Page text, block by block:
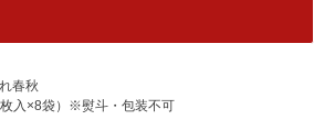
春秋
入×8袋）※熨斗・包装不可